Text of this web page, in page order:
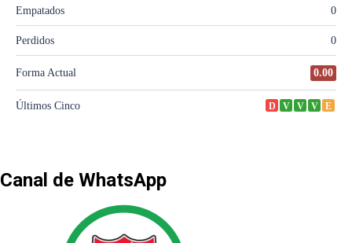
Canal de WhatsApp